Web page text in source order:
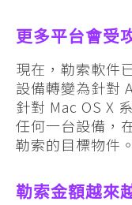
更多平台會受
現在，勒索軟件
設備轉變為針對
針對 Mac OS X
任何一台設備，
勒索的目標物件。
勒索金額越來